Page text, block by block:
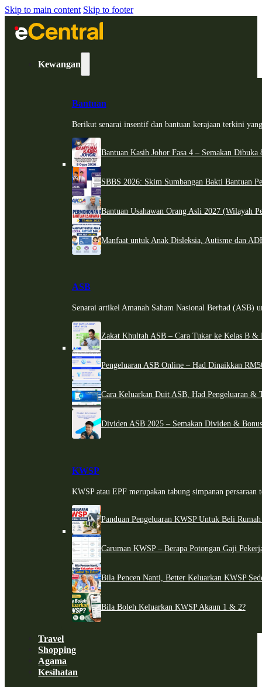
Skip to main content Skip to footer
Kewangan
Bantuan
Berikut senarai insentif dan bantuan kerajaan terkini
Bantuan Kasih Johor Fasa 4 – Semakan
SBBS 2026: Skim Sumbangan Bakti Bantuan
Bantuan Usahawan Orang Asli 2027 (Wilayah
Manfaat untuk Anak Disleksia, Autisme dan
ASB
Senarai artikel Amanah Saham Nasional Berhad (ASB)
Zakat Khultah ASB – Cara Tukar ke Kelas B &
Pengeluaran ASB Online – Had Dinaikkan
Cara Keluarkan Duit ASB, Had Pengeluaran &
Dividen ASB 2025 – Semakan Dividen &
KWSP
KWSP atau EPF merupakan tabung simpanan persaraan
Panduan Pengeluaran KWSP Untuk Beli
Caruman KWSP – Berapa Potongan Gaji
Bila Pencen Nanti, Better Keluarkan KWSP
Bila Boleh Keluarkan KWSP Akaun 1 & 2?
Travel
Shopping
Agama
Kesihatan